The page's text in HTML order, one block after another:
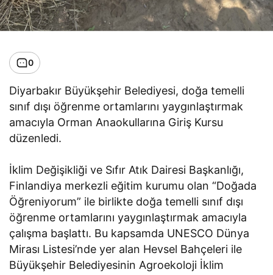
0
Diyarbakır Büyükşehir Belediyesi, doğa temelli
sınıf dışı öğrenme ortamlarını yaygınlaştırmak
amacıyla Orman Anaokullarına Giriş Kursu
düzenledi.
İklim Değişikliği ve Sıfır Atık Dairesi Başkanlığı,
Finlandiya merkezli eğitim kurumu olan “Doğada
Öğreniyorum” ile birlikte doğa temelli sınıf dışı
öğrenme ortamlarını yaygınlaştırmak amacıyla
çalışma başlattı. Bu kapsamda UNESCO Dünya
Mirası Listesi’nde yer alan Hevsel Bahçeleri ile
Büyükşehir Belediyesinin Agroekoloji İklim